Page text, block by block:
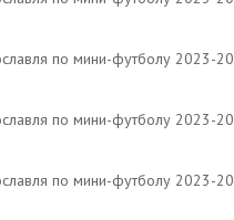
по мини-футболу 2023-
по мини-футболу 2023-
по мини-футболу 2023-